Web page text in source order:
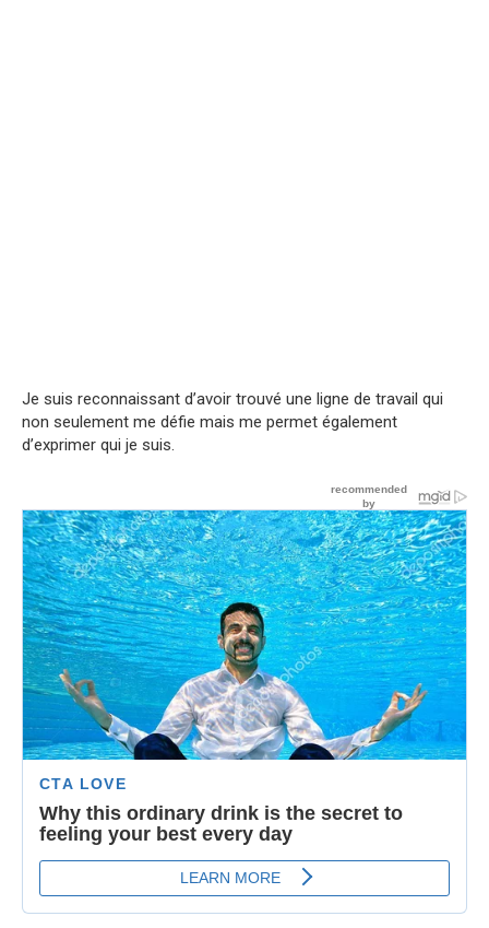
Je suis reconnaissant d’avoir trouvé une ligne de travail qui
non seulement me défie mais me permet également
d’exprimer qui je suis.